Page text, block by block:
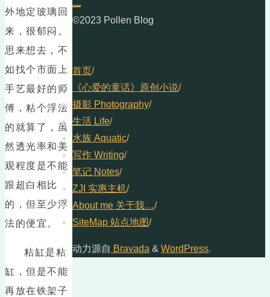
外地定玻璃回
来，很郁闷。
思来想去，不
如找个市面上
手艺最好的师
傅，粘个浮法
的就算了，虽
然透光率和美
观程度是不能
跟超白相比
的，但至少浮
法的便宜。
粘缸是粘
缸，但是不能
再放在铁架子
©2023 Pollen Blog
首页/
《心爱的童话》原创小说/
摄影 Photography/
生活 Life/
水族 Aquatic/
写作 Writing/
笔记 Notes/
ZJI 实惠主机/
About me 关于我…/
SiteMap 站点地图/
动力源自 Bravada & WordPress.